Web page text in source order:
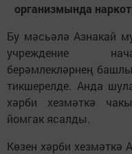
организмында
Бу мәсьәлә Азнакай
учреждение
берәмлекләрнең
тикшерелде. Анда
хәрби хезмәткә
йомгак ясалды.
Көзен хәрби хезмәткә